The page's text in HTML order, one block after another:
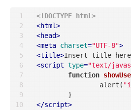
<!DOCTYPE html>
<html>
<head>
<meta charset="UTF-8">
<title>Insert title here
<script type="text/
function
		alert(
"i
</script>